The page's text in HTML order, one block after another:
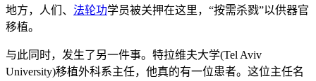
地方，人们、 法轮功学员被关押在这里，“按需杀戮”以供器官
移植。
与此同时，发生了另一件事。特拉维夫大学(Tel Aviv
University)移植外科系主任，他真的有一位患者。这位主任名